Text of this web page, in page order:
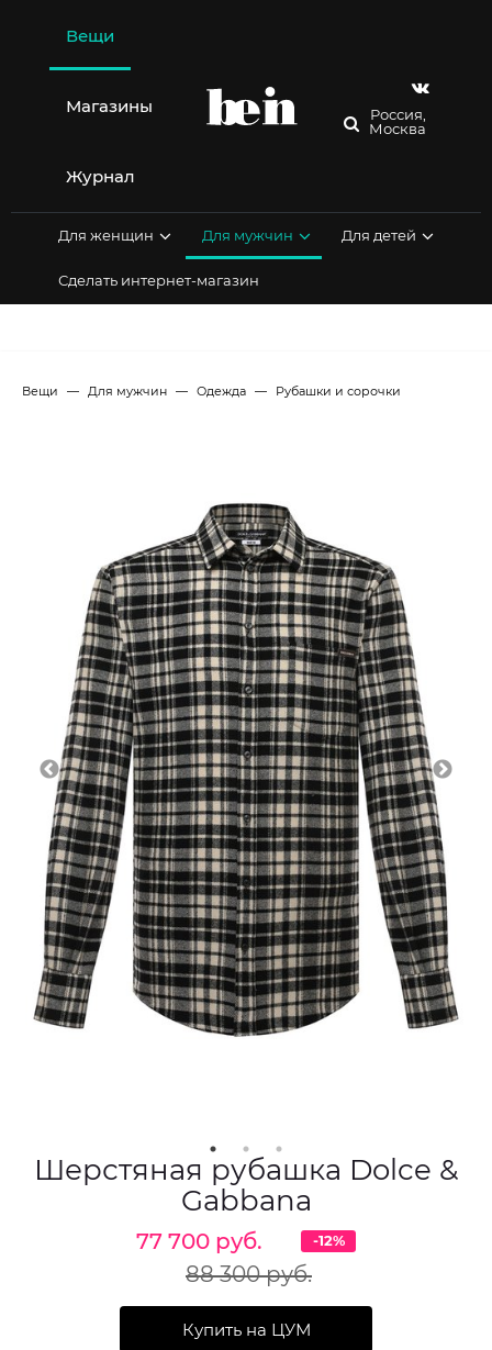
содержимому
Вещи
Магазины
Журнал
Россия,
Москва
Для женщин Для мужчин Для детей
Сделать интернет-магазин
Вещи Для мужчин Одежда Рубашки и сорочки
Шерстяная рубашка Dolce &
Gabbana
77 700 руб.
88 300 руб.
-12%
Купить на ЦУМ